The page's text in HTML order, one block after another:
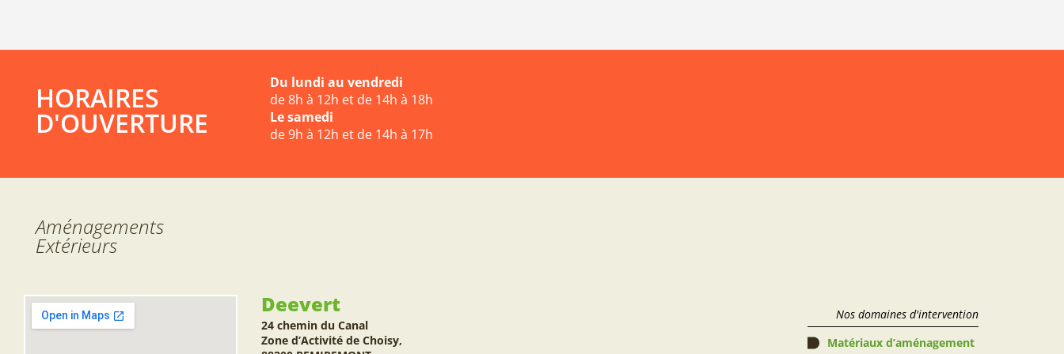
HORAIRES
D'OUVERTURE
Du lundi au vendredi
de 8h à 12h et de 14h à 18h
Le samedi
de 9h à 12h et de 14h à 17h
Aménagements
Extérieurs
Deevert
24 chemin du Canal
Zone d’Activité de Choisy,
Nos domaines d'intervention
Matériaux d’aménagement